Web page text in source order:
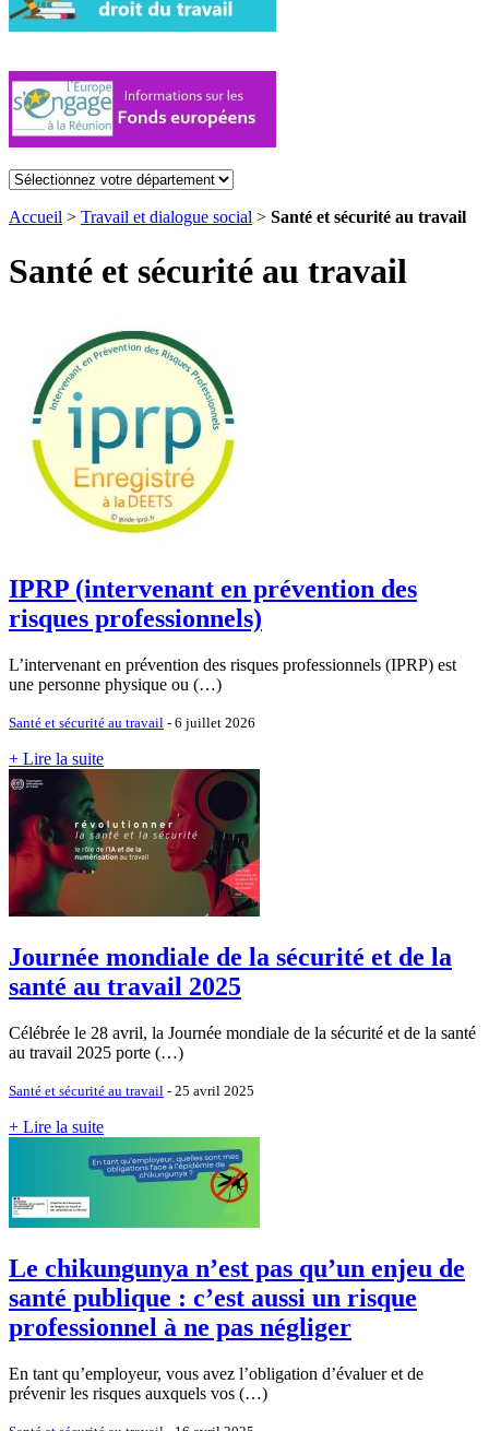
Accueil > Travail et dialogue social > Santé et sécurité au travail
Santé et sécurité au travail
IPRP (intervenant en prévention des
risques professionnels)
L’intervenant en prévention des risques professionnels (IPRP) est
une personne physique ou (…)
Santé et sécurité au travail - 6 juillet 2026
+ Lire la suite
Journée mondiale de la sécurité et de la
santé au travail 2025
Célébrée le 28 avril, la Journée mondiale de la sécurité et de la santé
au travail 2025 porte (…)
Santé et sécurité au travail - 25 avril 2025
+ Lire la suite
Le chikungunya n’est pas qu’un enjeu de
santé publique : c’est aussi un risque
professionnel à ne pas négliger
En tant qu’employeur, vous avez l’obligation d’évaluer et de
prévenir les risques auxquels vos (…)